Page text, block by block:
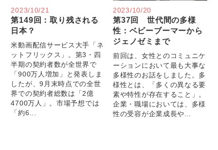
2023/10/21
第149回：取り残される
日本？
米動画配信サービス大手「ネ
ットフリックス」。第3・四
半期の契約者数が全世界で
「900万人増加」と発表しま
したが、9月末時点での全世
界での契約者総数は「2億
4700万人」。市場予想では
「約6...
2023/10/20
第37回 世代間の多様
性：ベビーブーマーから
ジェノゼミまで
前回は、女性とのコミュニケ
ーションにおいて最も大事な
多様性のお話をしました。多
様性とは、「多くの異なる要
素や特性が存在すること」。
企業・職場においては、多様
性の受容が企業成長や...